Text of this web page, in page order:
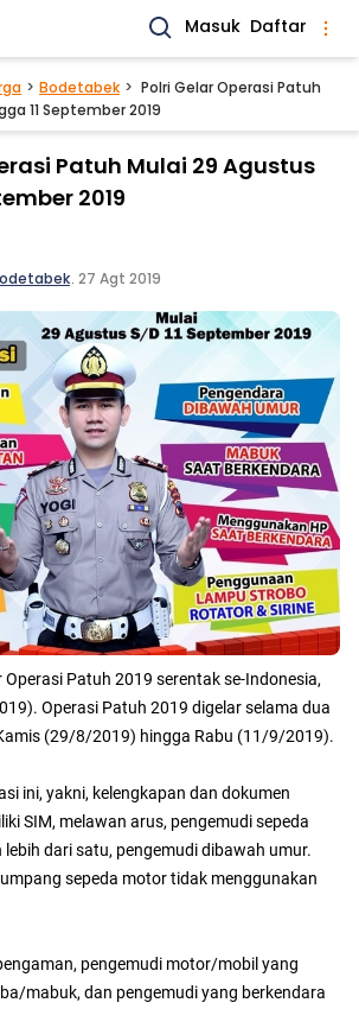
Masuk Daftar
Bodetabek
Polri Gelar Operasi Patuh
11 September 2019
Patuh Mulai 29 Agustus
2019
. 27 Agt 2019
Operasi Patuh 2019 serentak se-Indonesia,
Operasi Patuh 2019 digelar selama dua
(29/8/2019) hingga Rabu (11/9/2019).
ini, yakni, kelengkapan dan dokumen
SIM, melawan arus, pengemudi sepeda
dari satu, pengemudi dibawah umur.
sepeda motor tidak menggunakan
pengemudi motor/mobil yang
mabuk, dan pengemudi yang berkendara